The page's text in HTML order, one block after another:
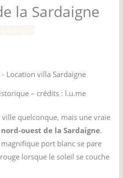
la Sardaigne
– crédits : l.u.me
ville quelconque, mais une vraie
ouest de la Sardaigne.
port blanc se pare
lorsque le soleil se couche